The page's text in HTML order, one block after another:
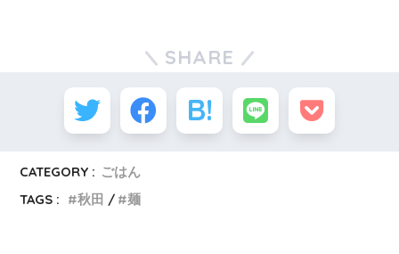
SHARE
CATEGORY : ごはん
TAGS :
秋田 麺